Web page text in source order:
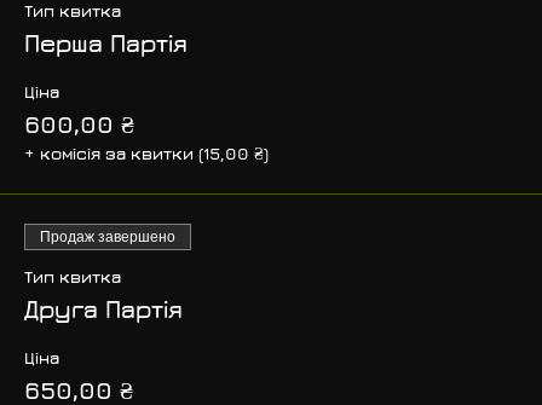
Тип квитка
Перша Партія
Ціна
600,00 ₴
+ комісія за квитки (15,00 ₴)
Продаж завершено
Тип квитка
Друга Партія
Ціна
650,00 ₴